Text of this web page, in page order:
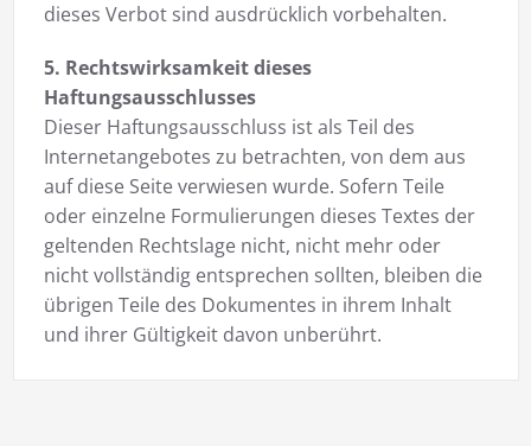
dieses Verbot sind ausdrücklich vorbehalten.
5. Rechtswirksamkeit dieses
Haftungsausschlusses
Dieser Haftungsausschluss ist als Teil des
Internetangebotes zu betrachten, von dem aus
auf diese Seite verwiesen wurde. Sofern Teile
oder einzelne Formulierungen dieses Textes der
geltenden Rechtslage nicht, nicht mehr oder
nicht vollständig entsprechen sollten, bleiben die
übrigen Teile des Dokumentes in ihrem Inhalt
und ihrer Gültigkeit davon unberührt.